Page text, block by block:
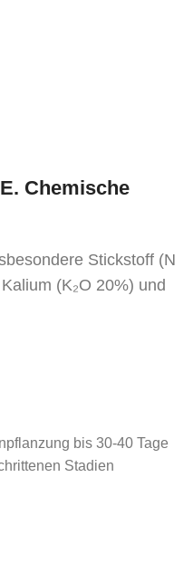
Chemische
Stickstoff (N
(K₂O 20%) und
bis 30-40 Tage
Stadien